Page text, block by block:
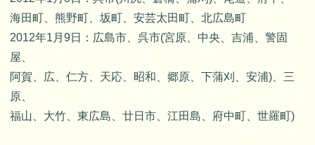
海田町、熊野町、坂町、安芸太田町、北広島町
2012年1月9日：広島市、呉市(宮原、中央、吉浦、警固
屋、
阿賀、広、仁方、天応、昭和、郷原、下蒲刈、安浦)、三
原、
福山、大竹、東広島、廿日市、江田島、府中町、世羅町)